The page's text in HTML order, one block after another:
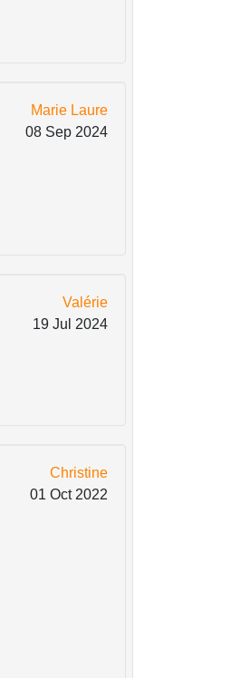
Marie Laure
08 Sep 2024
Valérie
19 Jul 2024
Christine
01 Oct 2022